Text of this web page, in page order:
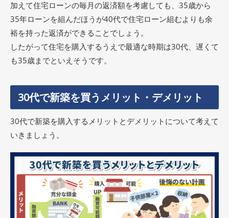
加えて住宅ローンの毎月の返済額を考慮しても、35歳から
35年ローンを組んだほうが40代で住宅ローン組むよりも余
裕を持った返済ができることでしょう。
したがって住宅を購入するうえで最適な時期は30代、遅くて
も35歳までといえそうです。
30代で新築を買うメリット・デメリット
30代で新築を購入するメリットとデメリットについて考えて
いきましょう。